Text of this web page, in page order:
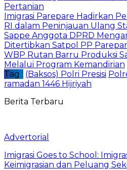
Pertanian
Imigrasi Parepare Hadirkan
RI dalam Peninjauan Ulang
Sappe Anggota DPRD
Ditertibkan Satpol PP
WBP Rutan Barru Produksi
Melalui Program Kemandirian
Tag : (Baksos) Polri Presisi
ramadan 1446 Hijriyah
Berita Terbaru
Advertorial
Imigrasi Goes to School:
Keimigrasian dan Peluang